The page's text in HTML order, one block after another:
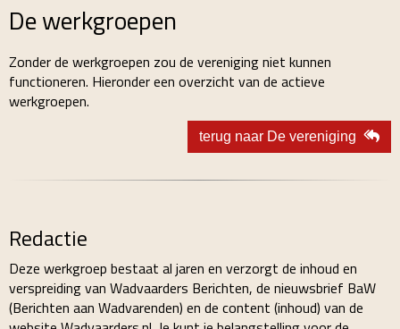
De werkgroepen
Zonder de werkgroepen zou de vereniging niet kunnen
functioneren. Hieronder een overzicht van de actieve
werkgroepen.
terug naar De vereniging
Redactie
Deze werkgroep bestaat al jaren en verzorgt de inhoud en
verspreiding van Wadvaarders Berichten, de nieuwsbrief BaW
(Berichten aan Wadvarenden) en de content (inhoud) van de